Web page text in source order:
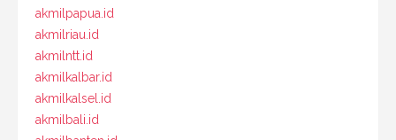
akmilpapua.id
akmilriau.id
akmilntt.id
akmilkalbar.id
akmilkalsel.id
akmilbali.id